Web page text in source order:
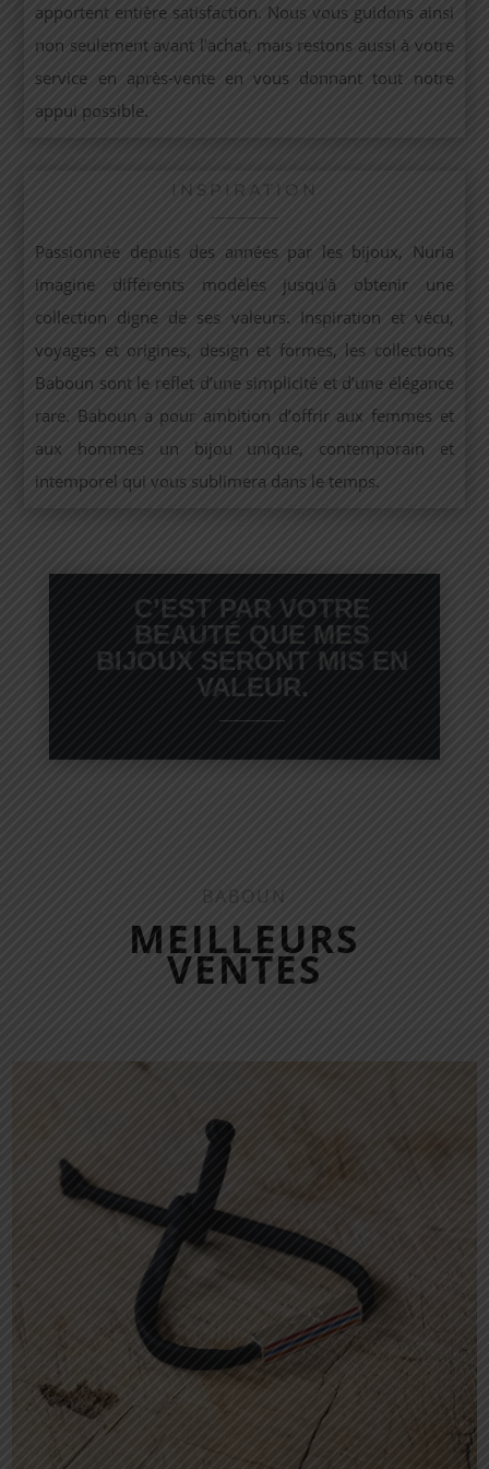
apportent entière satisfaction. Nous vous guidons ainsi
non seulement avant l’achat, mais restons aussi à votre
service en après-vente en vous donnant tout notre
appui possible.
INSPIRATION
Passionnée depuis des années par les bijoux, Nuria
imagine différents modèles jusqu’à obtenir une
collection digne de ses valeurs. Inspiration et vécu,
voyages et origines, design et formes, les collections
Baboun sont le reflet d’une simplicité et d’une élégance
rare. Baboun a pour ambition d’offrir aux femmes et
aux hommes un bijou unique, contemporain et
intemporel qui vous sublimera dans le temps.
C’EST PAR VOTRE
BEAUTÉ QUE MES
BIJOUX SERONT MIS EN
VALEUR.
BABOUN
MEILLEURS
VENTES